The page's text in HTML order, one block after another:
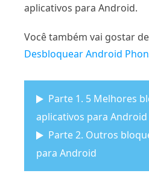
aplicativos para Android.
Você também vai gostar
Desbloquear Android
Parte 1. 5 Melhores
aplicativos para Android
Parte 2. Outros
para Android